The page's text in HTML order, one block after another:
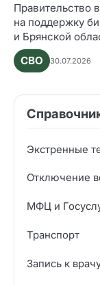
Правительство
на поддержку
и Брянской
СВО
30.07.2026
Экстренные
Отключение
МФЦ и
Транспорт
Запись к